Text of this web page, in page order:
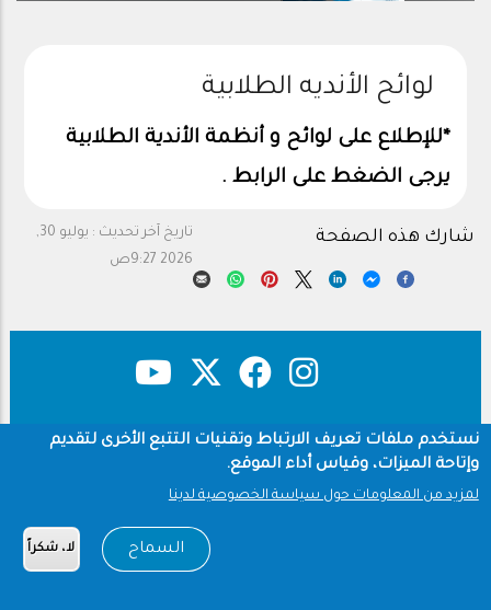
لوائح الأنديه الطلابية
*للإطلاع على لوائح و أنظمة الأندية الطلابية
يرجى الضغط على الرابط .
تاريخ آخر تحديث :
يوليو 30,
2026 9:27ص
شارك هذه الصفحة
Footer حقوق النشر
سياسة الخصوصية
شروط الاستخدام
نستخدم ملفات تعريف الارتباط وتقنيات التتبع الأخرى لتقديم
وإتاحة الميزات، وقياس أداء الموقع.
لمزيد من المعلومات حول سياسة الخصوصية لدينا
السماح لا، شكراً